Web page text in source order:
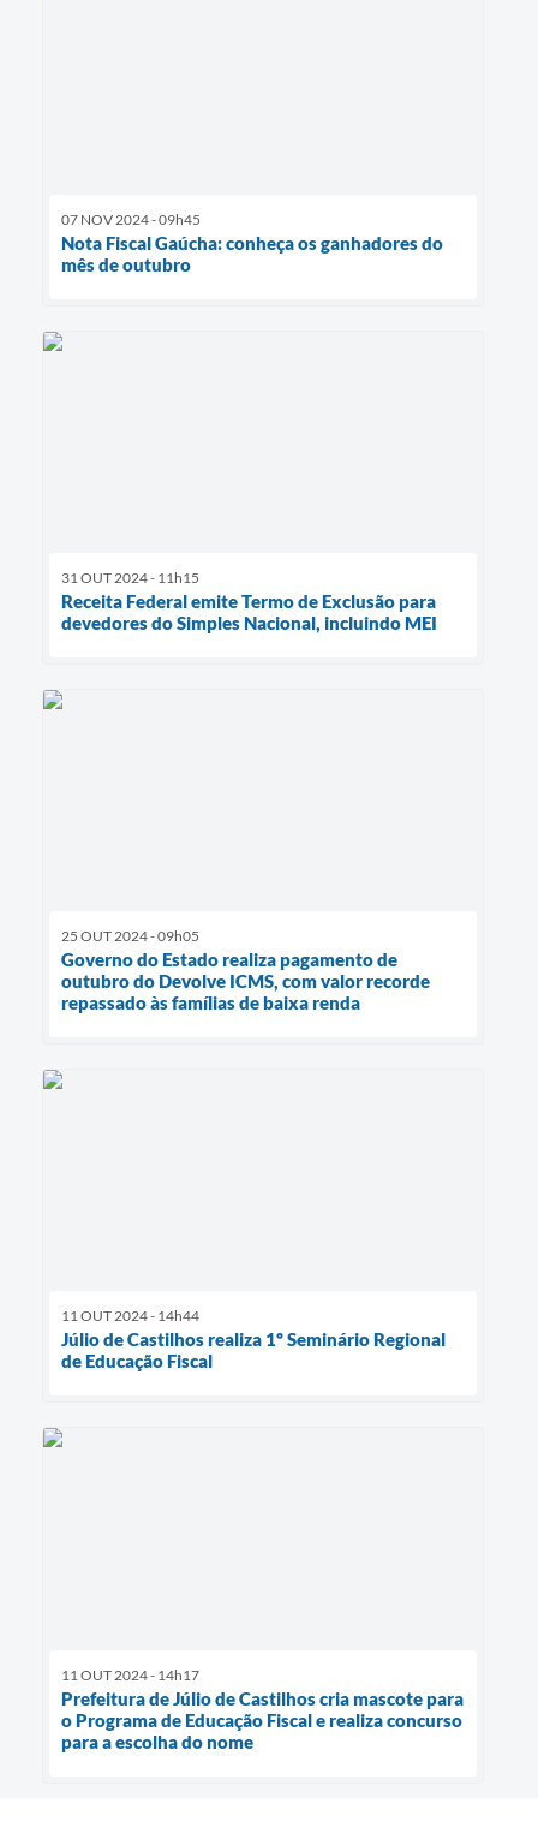
07 NOV 2024 - 09h45
Nota Fiscal Gaúcha: conheça os ganhadores do
mês de outubro
31 OUT 2024 - 11h15
Receita Federal emite Termo de Exclusão para
devedores do Simples Nacional, incluindo MEI
25 OUT 2024 - 09h05
Governo do Estado realiza pagamento de
outubro do Devolve ICMS, com valor recorde
repassado às famílias de baixa renda
11 OUT 2024 - 14h44
Júlio de Castilhos realiza 1º Seminário Regional
de Educação Fiscal
11 OUT 2024 - 14h17
Prefeitura de Júlio de Castilhos cria mascote para
o Programa de Educação Fiscal e realiza concurso
para a escolha do nome